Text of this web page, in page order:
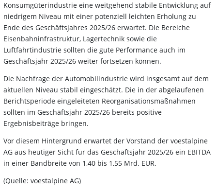
Konsumgüterindustrie eine weitgehend stabile Entwicklung auf
niedrigem Niveau mit einer potenziell leichten Erholung zu
Ende des Geschäftsjahres 2025/26 erwartet. Die Bereiche
Eisenbahninfrastruktur, Lagertechnik sowie die
Luftfahrtindustrie sollten die gute Performance auch im
Geschäftsjahr 2025/26 weiter fortsetzen können.
Die Nachfrage der Automobilindustrie wird insgesamt auf dem
aktuellen Niveau stabil eingeschätzt. Die in der abgelaufenen
Berichtsperiode eingeleiteten Reorganisationsmaßnahmen
sollten im Geschäftsjahr 2025/26 bereits positive
Ergebnisbeiträge bringen.
Vor diesem Hintergrund erwartet der Vorstand der voestalpine
AG aus heutiger Sicht für das Geschäftsjahr 2025/26 ein EBITDA
in einer Bandbreite von 1,40 bis 1,55 Mrd. EUR.
(Quelle: voestalpine AG)